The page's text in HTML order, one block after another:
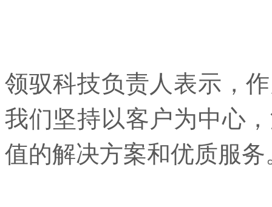
领驭科技负责人表示，
我们坚持以客户为中心
值的解决方案和优质服务